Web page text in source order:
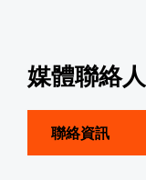
媒體聯絡人
聯絡資訊